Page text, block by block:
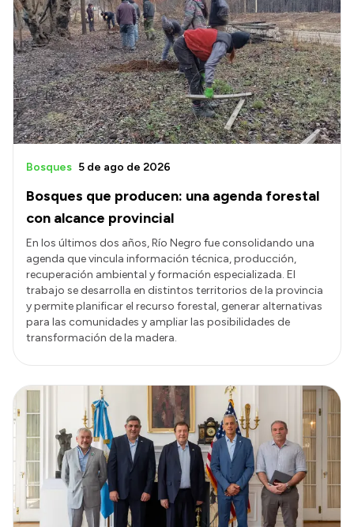
Bosques que producen: una agenda forestal
con alcance provincial
Bosques 5 de ago de 2026
En los últimos dos años, Río Negro fue consolidando una
agenda que vincula información técnica, producción,
recuperación ambiental y formación especializada. El
trabajo se desarrolla en distintos territorios de la provincia
y permite planificar el recurso forestal, generar alternativas
para las comunidades y ampliar las posibilidades de
transformación de la madera.